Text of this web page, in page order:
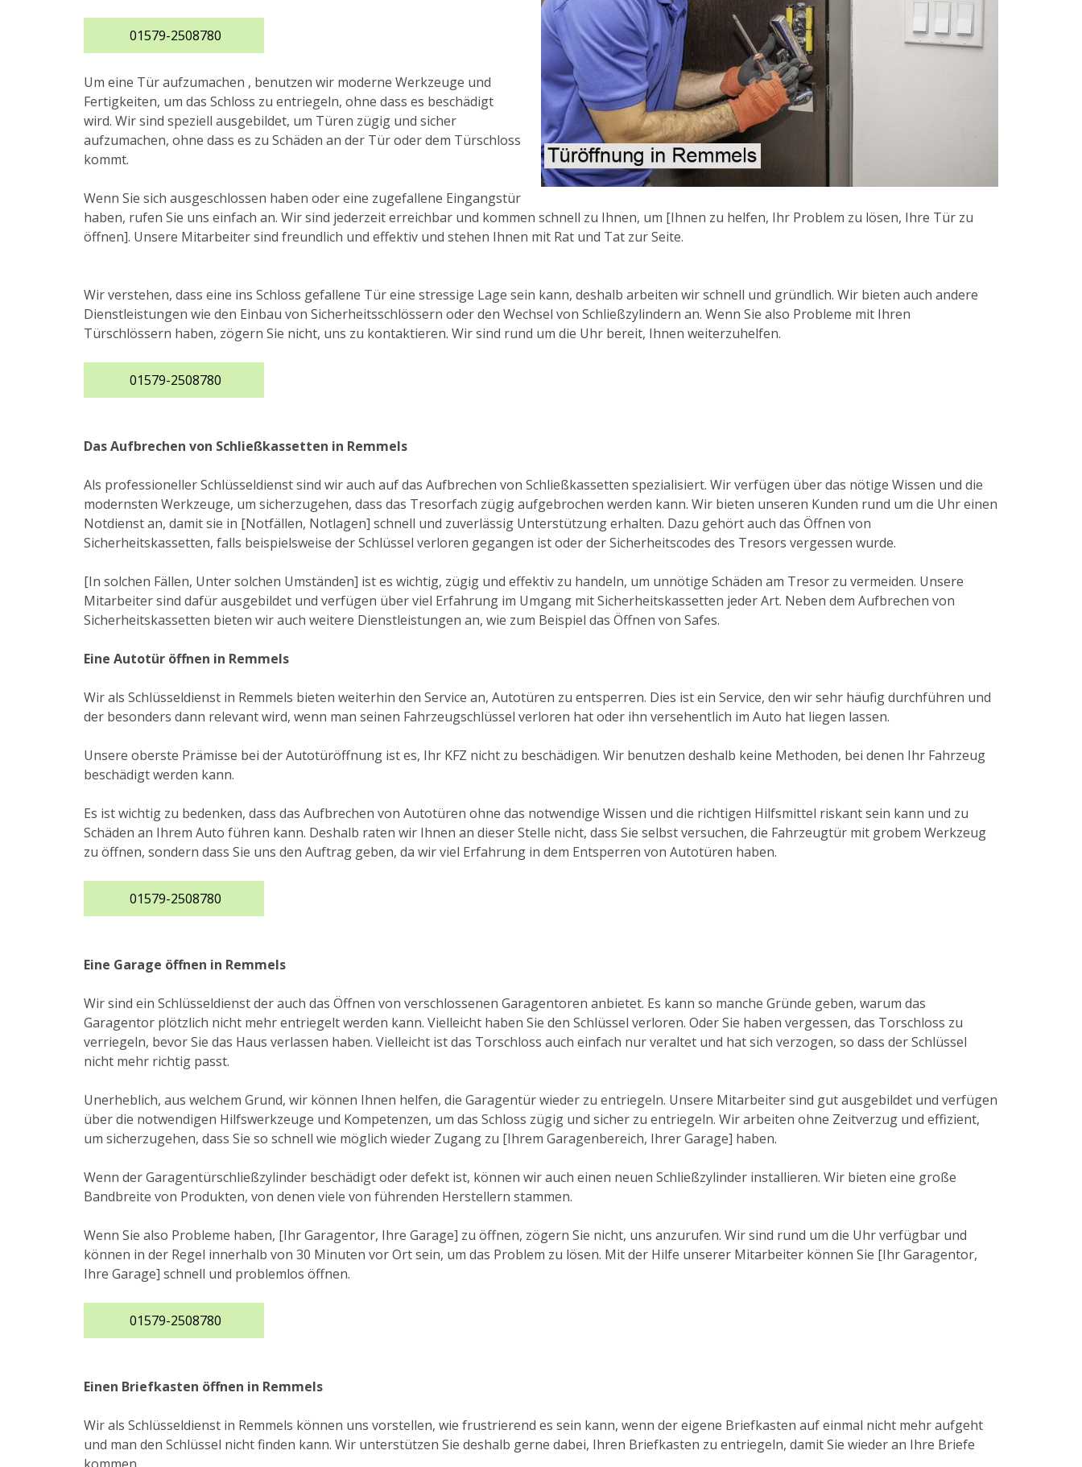
01579-2508780
Um eine Tür aufzumachen , benutzen wir moderne Werkzeuge und
Fertigkeiten, um das Schloss zu entriegeln, ohne dass es beschädigt
wird. Wir sind speziell ausgebildet, um Türen zügig und sicher
aufzumachen, ohne dass es zu Schäden an der Tür oder dem Türschloss
kommt.
Wenn Sie sich ausgeschlossen haben oder eine zugefallene Eingangstür
haben, rufen Sie uns einfach an. Wir sind jederzeit erreichbar und kommen schnell zu Ihnen, um [Ihnen zu helfen, Ihr Problem zu lösen, Ihre Tür zu
öffnen]. Unsere Mitarbeiter sind freundlich und effektiv und stehen Ihnen mit Rat und Tat zur Seite.
Wir verstehen, dass eine ins Schloss gefallene Tür eine stressige Lage sein kann, deshalb arbeiten wir schnell und gründlich. Wir bieten auch andere
Dienstleistungen wie den Einbau von Sicherheitsschlössern oder den Wechsel von Schließzylindern an. Wenn Sie also Probleme mit Ihren
Türschlössern haben, zögern Sie nicht, uns zu kontaktieren. Wir sind rund um die Uhr bereit, Ihnen weiterzuhelfen.
01579-2508780
Das Aufbrechen von Schließkassetten in Remmels
Als professioneller Schlüsseldienst sind wir auch auf das Aufbrechen von Schließkassetten spezialisiert. Wir verfügen über das nötige Wissen und die
modernsten Werkzeuge, um sicherzugehen, dass das Tresorfach zügig aufgebrochen werden kann. Wir bieten unseren Kunden rund um die Uhr einen
Notdienst an, damit sie in [Notfällen, Notlagen] schnell und zuverlässig Unterstützung erhalten. Dazu gehört auch das Öffnen von
Sicherheitskassetten, falls beispielsweise der Schlüssel verloren gegangen ist oder der Sicherheitscodes des Tresors vergessen wurde.
[In solchen Fällen, Unter solchen Umständen] ist es wichtig, zügig und effektiv zu handeln, um unnötige Schäden am Tresor zu vermeiden. Unsere
Mitarbeiter sind dafür ausgebildet und verfügen über viel Erfahrung im Umgang mit Sicherheitskassetten jeder Art. Neben dem Aufbrechen von
Sicherheitskassetten bieten wir auch weitere Dienstleistungen an, wie zum Beispiel das Öffnen von Safes.
Eine Autotür öffnen in Remmels
Wir als Schlüsseldienst in Remmels bieten weiterhin den Service an, Autotüren zu entsperren. Dies ist ein Service, den wir sehr häufig durchführen und
der besonders dann relevant wird, wenn man seinen Fahrzeugschlüssel verloren hat oder ihn versehentlich im Auto hat liegen lassen.
Unsere oberste Prämisse bei der Autotüröffnung ist es, Ihr KFZ nicht zu beschädigen. Wir benutzen deshalb keine Methoden, bei denen Ihr Fahrzeug
beschädigt werden kann.
Es ist wichtig zu bedenken, dass das Aufbrechen von Autotüren ohne das notwendige Wissen und die richtigen Hilfsmittel riskant sein kann und zu
Schäden an Ihrem Auto führen kann. Deshalb raten wir Ihnen an dieser Stelle nicht, dass Sie selbst versuchen, die Fahrzeugtür mit grobem Werkzeug
zu öffnen, sondern dass Sie uns den Auftrag geben, da wir viel Erfahrung in dem Entsperren von Autotüren haben.
01579-2508780
Eine Garage öffnen in Remmels
Wir sind ein Schlüsseldienst der auch das Öffnen von verschlossenen Garagentoren anbietet. Es kann so manche Gründe geben, warum das
Garagentor plötzlich nicht mehr entriegelt werden kann. Vielleicht haben Sie den Schlüssel verloren. Oder Sie haben vergessen, das Torschloss zu
verriegeln, bevor Sie das Haus verlassen haben. Vielleicht ist das Torschloss auch einfach nur veraltet und hat sich verzogen, so dass der Schlüssel
nicht mehr richtig passt.
Unerheblich, aus welchem Grund, wir können Ihnen helfen, die Garagentür wieder zu entriegeln. Unsere Mitarbeiter sind gut ausgebildet und verfügen
über die notwendigen Hilfswerkzeuge und Kompetenzen, um das Schloss zügig und sicher zu entriegeln. Wir arbeiten ohne Zeitverzug und effizient,
um sicherzugehen, dass Sie so schnell wie möglich wieder Zugang zu [Ihrem Garagenbereich, Ihrer Garage] haben.
Wenn der Garagentürschließzylinder beschädigt oder defekt ist, können wir auch einen neuen Schließzylinder installieren. Wir bieten eine große
Bandbreite von Produkten, von denen viele von führenden Herstellern stammen.
Wenn Sie also Probleme haben, [Ihr Garagentor, Ihre Garage] zu öffnen, zögern Sie nicht, uns anzurufen. Wir sind rund um die Uhr verfügbar und
können in der Regel innerhalb von 30 Minuten vor Ort sein, um das Problem zu lösen. Mit der Hilfe unserer Mitarbeiter können Sie [Ihr Garagentor,
Ihre Garage] schnell und problemlos öffnen.
01579-2508780
Einen Briefkasten öffnen in Remmels
Wir als Schlüsseldienst in Remmels können uns vorstellen, wie frustrierend es sein kann, wenn der eigene Briefkasten auf einmal nicht mehr aufgeht
und man den Schlüssel nicht finden kann. Wir unterstützen Sie deshalb gerne dabei, Ihren Briefkasten zu entriegeln, damit Sie wieder an Ihre Briefe